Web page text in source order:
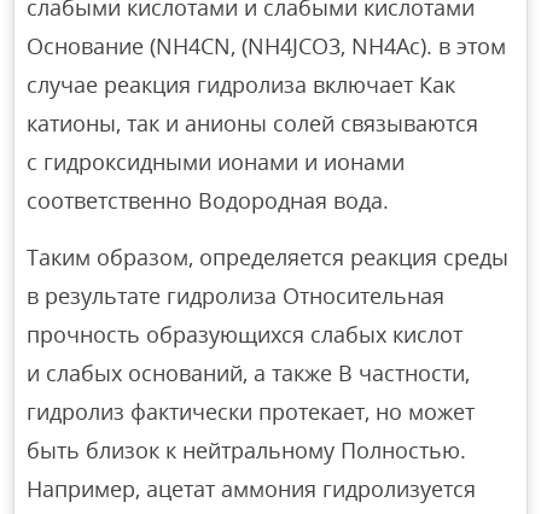
слабыми кислотами и слабыми кислотами
Основание (NH4CN, (NH4JCO3, NH4Ac). в этом
случае реакция гидролиза включает Как
катионы, так и анионы солей связываются
с гидроксидными ионами и ионами
соответственно Водородная вода.
Таким образом, определяется реакция среды
в результате гидролиза Относительная
прочность образующихся слабых кислот
и слабых оснований, а также В частности,
гидролиз фактически протекает, но может
быть близок к нейтральному Полностью.
Например, ацетат аммония гидролизуется